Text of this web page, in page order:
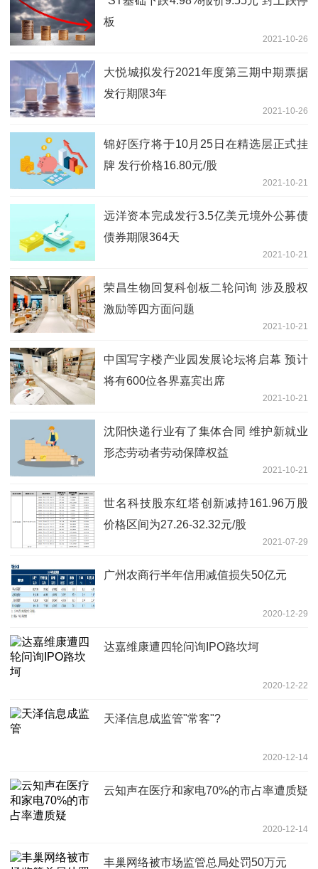
板
2021-10-26
大悦城拟发行2021年度第三期中期票据
发行期限3年
2021-10-26
锦好医疗将于10月25日在精选层正式挂
牌 发行价格16.80元/股
2021-10-21
远洋资本完成发行3.5亿美元境外公募债
债券期限364天
2021-10-21
荣昌生物回复科创板二轮问询 涉及股权
激励等四方面问题
2021-10-21
中国写字楼产业园发展论坛将启幕 预计
将有600位各界嘉宾出席
2021-10-21
沈阳快递行业有了集体合同 维护新就业
形态劳动者劳动保障权益
2021-10-21
世名科技股东红塔创新减持161.96万股
价格区间为27.26-32.32元/股
2021-07-29
广州农商行半年信用减值损失50亿元
2020-12-29
达嘉维康遭四轮问询IPO路坎坷
2020-12-22
天泽信息成监管"常客"?
2020-12-14
云知声在医疗和家电70%的市占率遭质疑
2020-12-14
丰巢网络被市场监管总局处罚50万元